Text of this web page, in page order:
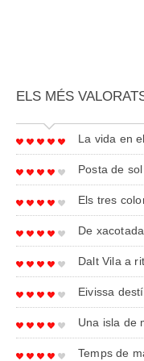
ELS MÉS
La vida en
Posta de
Els tres
De
Dalt Vila a
Eivissa
Una isla de
Temps de